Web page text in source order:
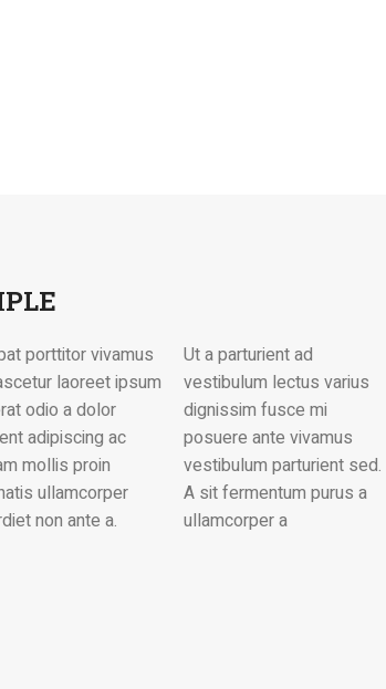
non ante a.
Ut a parturient ad
vestibulum lectus varius
dignissim fusce mi
posuere ante vivamus
vestibulum parturient sed.
A sit fermentum purus a
ullamcorper a
condimentum at